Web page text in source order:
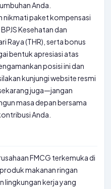
Anda.
nikmati paket kompensasi
Kesehatan dan
Raya (THR), serta bonus
bentuk apresiasi atas
posisi ini dan
kunjungi website resmi
juga—jangan
masa depan bersama
Anda.
FMCG terkemuka di
makanan ringan
lingkungan kerja yang